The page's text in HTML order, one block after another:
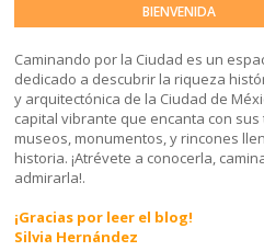
BIENVENIDA
Caminando por la Ciudad es un
dedicado a descubrir la riqueza
y arquitectónica de la Ciudad de
capital vibrante que encanta con
museos, monumentos, y rincones
historia. ¡Atrévete a conocerla,
admirarla!.
¡Gracias por leer el blog!
Silvia Hernández